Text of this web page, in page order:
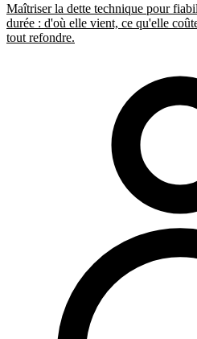
Maîtriser la dette technique pour
durée : d'où elle vient, ce qu'elle
tout refondre.